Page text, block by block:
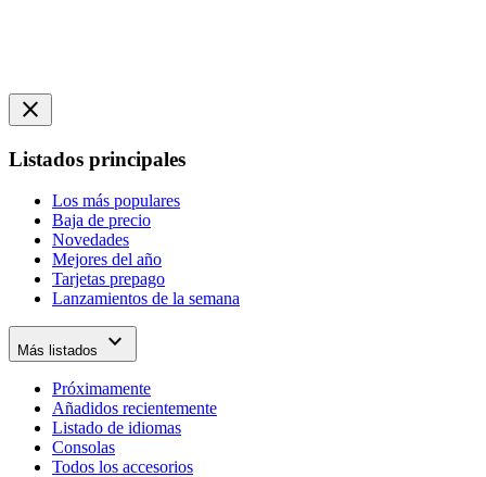
close
Listados principales
Los más populares
Baja de precio
Novedades
Mejores del año
Tarjetas prepago
Lanzamientos de la semana
Más listados expand_more
Próximamente
Añadidos recientemente
Listado de idiomas
Consolas
Todos los accesorios